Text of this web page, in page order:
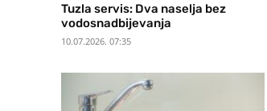
Tuzla servis: Dva naselja bez
vodosnadbijevanja
10.07.2026. 07:35